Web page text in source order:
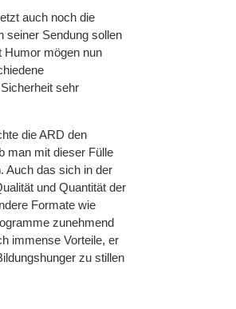
auch noch die
seiner Sendung sollen
Humor mögen nun
sehr
die ARD den
man mit dieser Fülle
Auch das sich in der
und Quantität der
Formate wie
zunehmend
immense Vorteile, er
zu stillen